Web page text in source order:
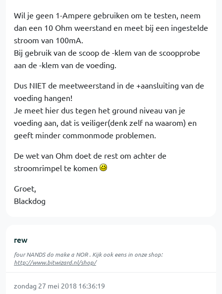
Wil je geen 1-Ampere gebruiken om te testen, neem
dan een 10 Ohm weerstand en meet bij een ingestelde
stroom van 100mA.
Bij gebruik van de scoop de -klem van de scoopprobe
aan de -klem van de voeding.
Dus NIET de meetweerstand in de +aansluiting van de
voeding hangen!
Je meet hier dus tegen het ground niveau van je
voeding aan, dat is veiliger(denk zelf na waarom) en
geeft minder commonmode problemen.
De wet van Ohm doet de rest om achter de
stroomrimpel te komen
Groet,
Blackdog
rew
four NANDS do make a NOR . Kijk ook eens in onze shop:
http://www.bitwizard.nl/shop/
zondag 27 mei 2018 16:36:19